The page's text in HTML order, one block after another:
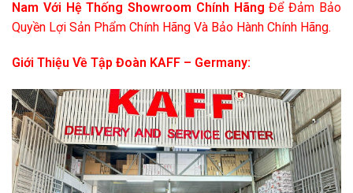
Nam Với Hệ Thống Showroom Chính Hãng Để Đảm Bảo
Quyền Lợi Sản Phẩm Chính Hãng Và Bảo Hành Chính Hãng.
Giới Thiệu Về Tập Đoàn KAFF – Germany: